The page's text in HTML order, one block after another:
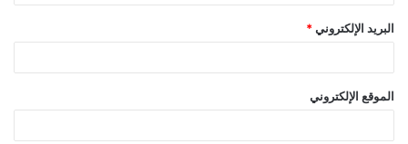
البريد الإلكتروني *
الموقع الإلكتروني